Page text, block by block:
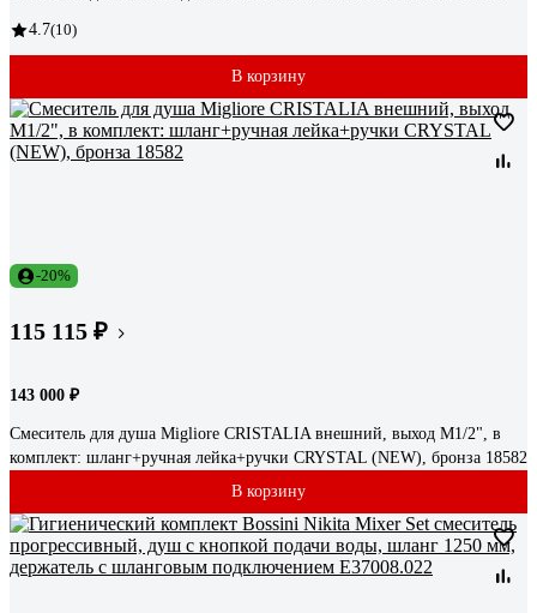
4.7(10)
В корзину
-20%
115 115 ₽
143 000 ₽
Смеситель для душа Migliore CRISTALIA внешний, выход М1/2", в
комплект: шланг+ручная лейка+ручки CRYSTAL (NEW), бронза 18582
В корзину